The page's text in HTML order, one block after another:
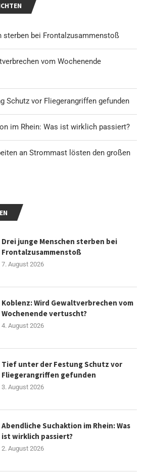
sterben bei Frontalzusammenstoß
vom Wochenende
Schutz vor Fliegerangriffen gefunden
im Rhein: Was ist wirklich passiert?
an Strommast lösten den großen
Drei junge Menschen sterben bei
Frontalzusammenstoß
7. August 2026
Koblenz: Wird Gewaltverbrechen vom
Wochenende vertuscht?
4. August 2026
Tief unter der Festung Schutz vor
Fliegerangriffen gefunden
3. August 2026
Abendliche Suchaktion im Rhein: Was
ist wirklich passiert?
2. August 2026